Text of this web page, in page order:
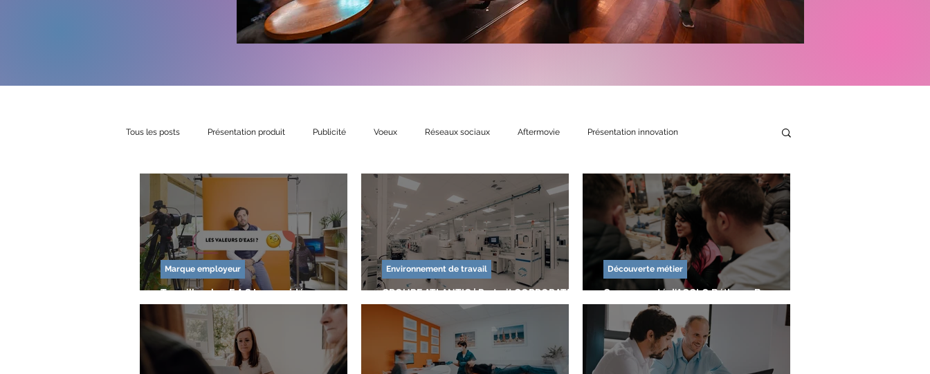
Tous les posts Présentation produit Publicité Voeux Réseaux sociaux Aftermovie Présentation innovation
Séminaire / Team building Evénement Convention Formation clients Marketing d'influence Tutoriel Présentation service
Opération commercial Formation des collaborateurs Promotion Street marketing Présentation de locaux
Crowdfunding Pitch Captation de conférence Communiqué Découverte de l'entreprise Séminaire
Travailler chez E.A.S.I. : une vidéo marque
employeur cabinet comptable qui casse les
codes
Marque employeur
GROUPE ATLANTIC | Portrait CORPORATE &
Photo Geste Métier - INDUSTRIE
Environnement de travail
Communauté d'AGGLO Béthune-Bruay w/
OXYMORON | AFTERMOVIE salon Bâtiment et
Travaux Public.
Découverte métier